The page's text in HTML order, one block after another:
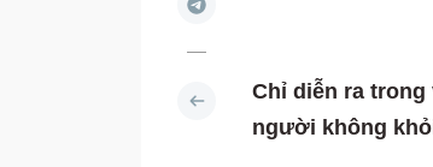
Chỉ diễn ra
người không